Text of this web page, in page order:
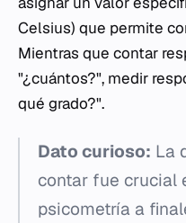
Celsius) que permite
Mientras que contar
"¿cuántos?", medir
qué grado?".
Dato curioso: La
contar fue crucial
psicometría a